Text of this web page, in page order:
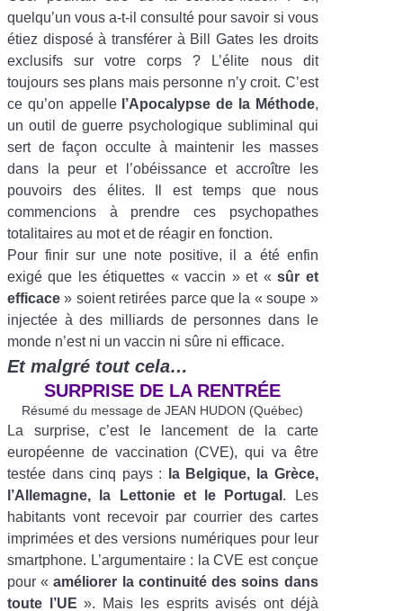
quelqu’un vous a-t-il consulté pour savoir si vous
étiez disposé à transférer à Bill Gates les droits
exclusifs sur votre corps ? L’élite nous dit
toujours ses plans mais personne n’y croit. C’est
ce qu’on appelle l’Apocalypse de la Méthode,
un outil de guerre psychologique subliminal qui
sert de façon occulte à maintenir les masses
dans la peur et l’obéissance et accroître les
pouvoirs des élites. Il est temps que nous
commencions à prendre ces psychopathes
totalitaires au mot et de réagir en fonction.
Pour finir sur une note positive, il a été enfin
exigé que les étiquettes « vaccin » et « sûr et
efficace » soient retirées parce que la « soupe »
injectée à des milliards de personnes dans le
monde n’est ni un vaccin ni sûre ni efficace.
Et malgré tout cela…
SURPRISE DE LA RENTRÉE
Résumé du message de JEAN HUDON (Québec)
La surprise, c’est le lancement de la carte
européenne de vaccination (CVE), qui va être
testée dans cinq pays :
la Belgique, la Grèce,
l’Allemagne, la Lettonie et le Portugal . Les
habitants vont recevoir par courrier des cartes
imprimées et des versions numériques pour leur
smartphone. L’argumentaire : la CVE est conçue
pour « améliorer la continuité des soins dans
toute l’UE ». Mais les esprits avisés ont déjà